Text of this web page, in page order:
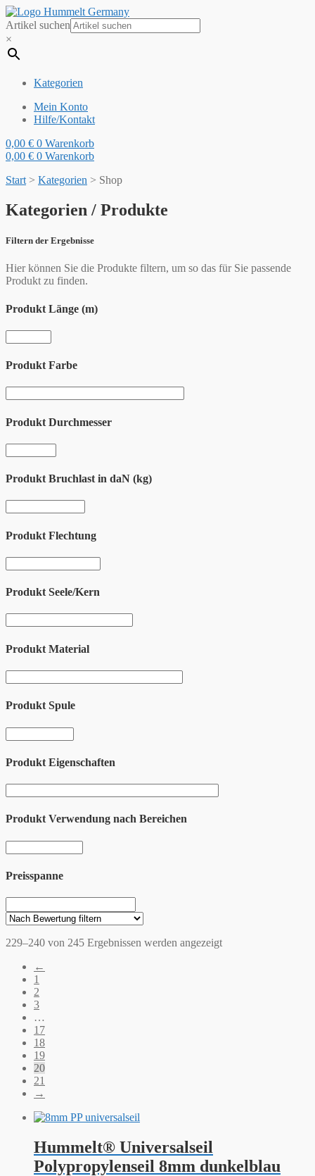
Artikel suchen
×
Kategorien
Mein Konto
Hilfe/Kontakt
0,00 € 0 Warenkorb
0,00 € 0 Warenkorb
Start > Kategorien > Shop
Kategorien / Produkte
Filtern der Ergebnisse
Hier können Sie die Produkte filtern, um so das für Sie passende
Produkt zu finden.
Produkt Länge (m)
Produkt Farbe
Produkt Durchmesser
Produkt Bruchlast in daN (kg)
Produkt Flechtung
Produkt Seele/Kern
Produkt Material
Produkt Spule
Produkt Eigenschaften
Produkt Verwendung nach Bereichen
Preisspanne
229–240 von 245 Ergebnissen werden angezeigt
←
1
2
3
…
17
18
19
20
21
→
Hummelt® Universalseil
Polypropylenseil 8mm dunkelblau